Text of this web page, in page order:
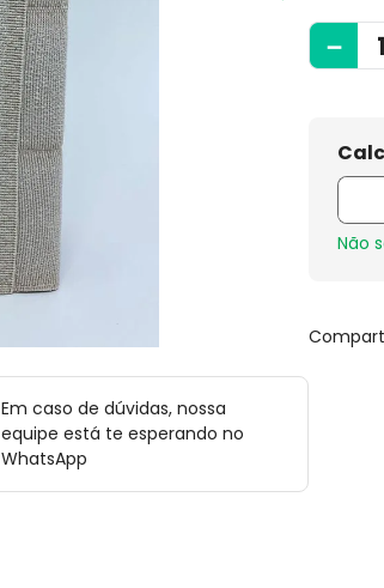
Em caso de dúvidas, nossa
equipe está te esperando no
WhatsApp
－
Não